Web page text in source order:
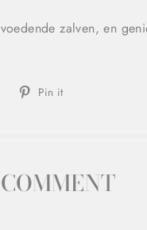
zalven, en
Share Pin it